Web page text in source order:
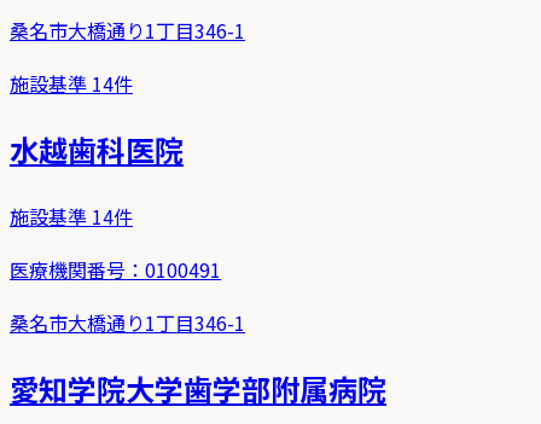
桑名市大橋通り1丁目346-1
施設基準 14件
水越歯科医院
施設基準 14件
医療機関番号： 0100491
桑名市大橋通り1丁目346-1
愛知学院大学歯学部附属病院